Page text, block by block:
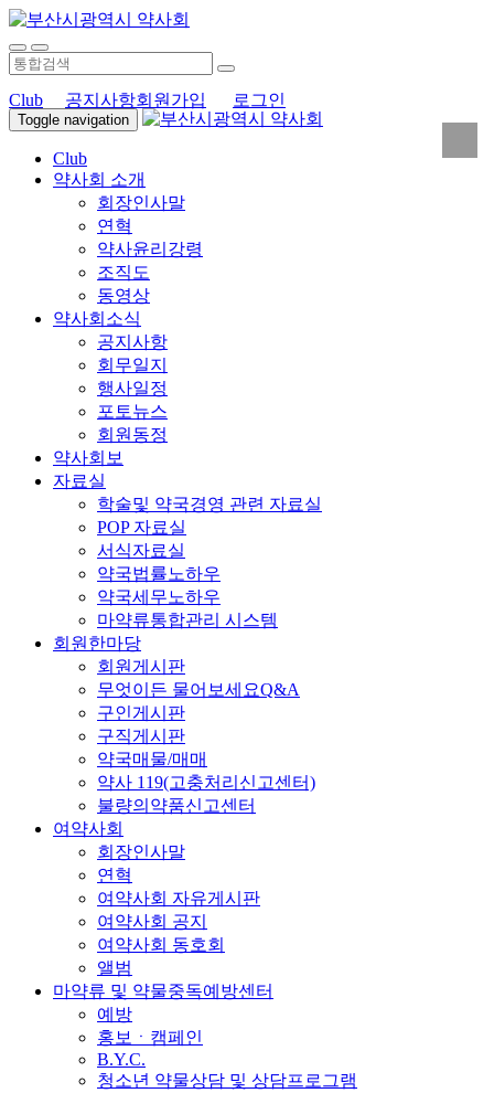
Club 공지사항회원가입 로그인
Toggle navigation
Club
약사회 소개
회장인사말
연혁
약사윤리강령
조직도
동영상
약사회소식
공지사항
회무일지
행사일정
포토뉴스
회원동정
약사회보
자료실
학술및 약국경영 관련 자료실
POP 자료실
서식자료실
약국법률노하우
약국세무노하우
마약류통합관리 시스템
회원한마당
회원게시판
무엇이든 물어보세요Q&A
구인게시판
구직게시판
약국매물/매매
약사 119(고충처리신고센터)
불량의약품신고센터
여약사회
회장인사말
연혁
여약사회 자유게시판
여약사회 공지
여약사회 동호회
앨범
마약류 및 약물중독예방센터
예방
홍보ㆍ캠페인
B.Y.C.
청소년 약물상담 및 상담프로그램